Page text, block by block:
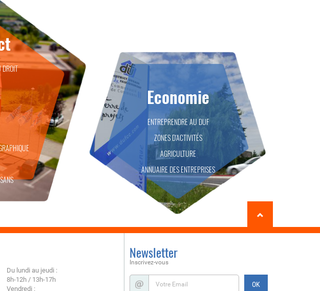
DROIT
Economie
ENTREPRENDRE AU DUF
ZONES D'ACTIVITÉS
AGRICULTURE
ANNUAIRE DES ENTREPRISES
Du lundi au jeudi :
8h-12h / 13h-17h
Vendredi :
Newsletter
Inscrivez-vous